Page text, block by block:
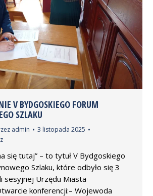
V BYDGOSKIEGO FORUM
SZLAKU
admin
3 listopada 2025
się tutaj” – to tytuł V Bydgoskiego
Szlaku, które odbyło się 3
sesyjnej Urzędu Miasta
konferencji:– Wojewoda